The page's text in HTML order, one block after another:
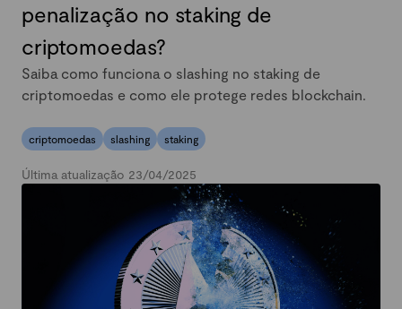
penalização no staking de
criptomoedas?
Saiba como funciona o slashing no staking de
criptomoedas e como ele protege redes blockchain.
criptomoedas slashing staking
Última atualização 23/04/2025